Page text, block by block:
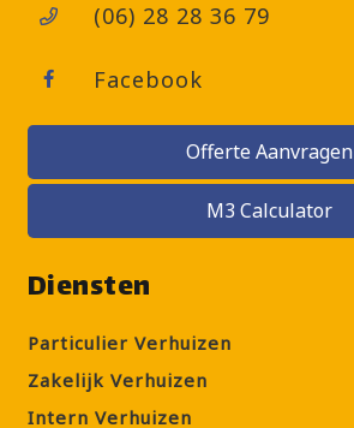
(06) 28 28 36 79
Facebook
Offerte Aanvragen
M3 Calculator
Diensten
Particulier Verhuizen
Zakelijk Verhuizen
Intern Verhuizen